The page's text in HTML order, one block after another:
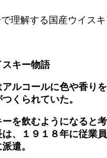
理解する国産ウイスキ
スキー物語
ルコールに色や香りを
くられていた。
を飲むようになると考
、１９１８年に従業員
遣。